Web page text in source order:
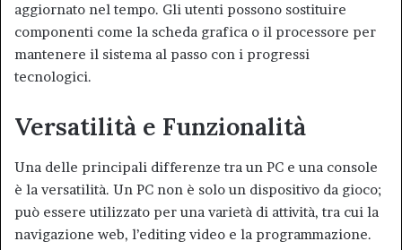
aggiornato nel tempo. Gli utenti possono sostituire
componenti come la scheda grafica o il processore per
mantenere il sistema al passo con i progressi
tecnologici.
Versatilità e Funzionalità
Una delle principali differenze tra un PC e una console
è la versatilità. Un PC non è solo un dispositivo da gioco;
può essere utilizzato per una varietà di attività, tra cui la
navigazione web, l’editing video e la programmazione.